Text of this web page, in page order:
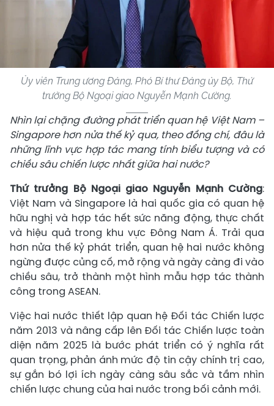
Ủy viên Trung ương Đảng, Phó Bí thư Đảng ủy Bộ, Thứ
trưởng Bộ Ngoại giao Nguyễn Mạnh Cường.
Nhìn lại chặng đường phát triển quan hệ Việt Nam –
Singapore hơn nửa thế kỷ qua, theo đồng chí, đâu là
những lĩnh vực hợp tác mang tính biểu tượng và có
chiều sâu chiến lược nhất giữa hai nước?
Thứ trưởng Bộ Ngoại giao Nguyễn Mạnh Cường:
Việt Nam và Singapore là hai quốc gia có quan hệ
hữu nghị và hợp tác hết sức năng động, thực chất
và hiệu quả trong khu vực Đông Nam Á. Trải qua
hơn nửa thế kỷ phát triển, quan hệ hai nước không
ngừng được củng cố, mở rộng và ngày càng đi vào
chiều sâu, trở thành một hình mẫu hợp tác thành
công trong ASEAN.
Việc hai nước thiết lập quan hệ Đối tác Chiến lược
năm 2013 và nâng cấp lên Đối tác Chiến lược toàn
diện năm 2025 là bước phát triển có ý nghĩa rất
quan trọng, phản ánh mức độ tin cậy chính trị cao,
sự gắn bó lợi ích ngày càng sâu sắc và tầm nhìn
chiến lược chung của hai nước trong bối cảnh mới.